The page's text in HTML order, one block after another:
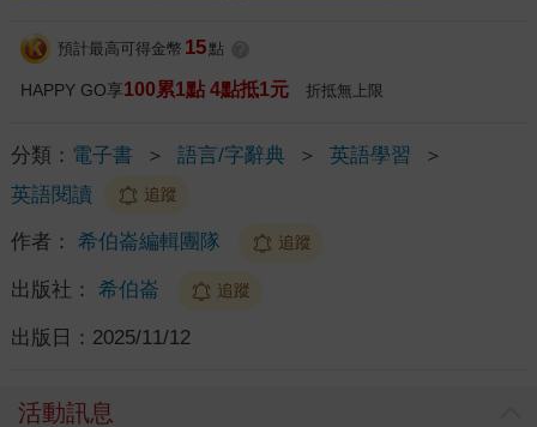
預計最高可得金幣 15 點
HAPPY GO享100累1點 4點抵1元 折抵無上限
分類： 電子書 ＞ 語言/字辭典 ＞ 英語學習
＞
英語閱讀
追蹤
作者： 希伯崙編輯團隊 追蹤
出版社： 希伯崙 追蹤
出版日： 2025/11/12
活動訊息